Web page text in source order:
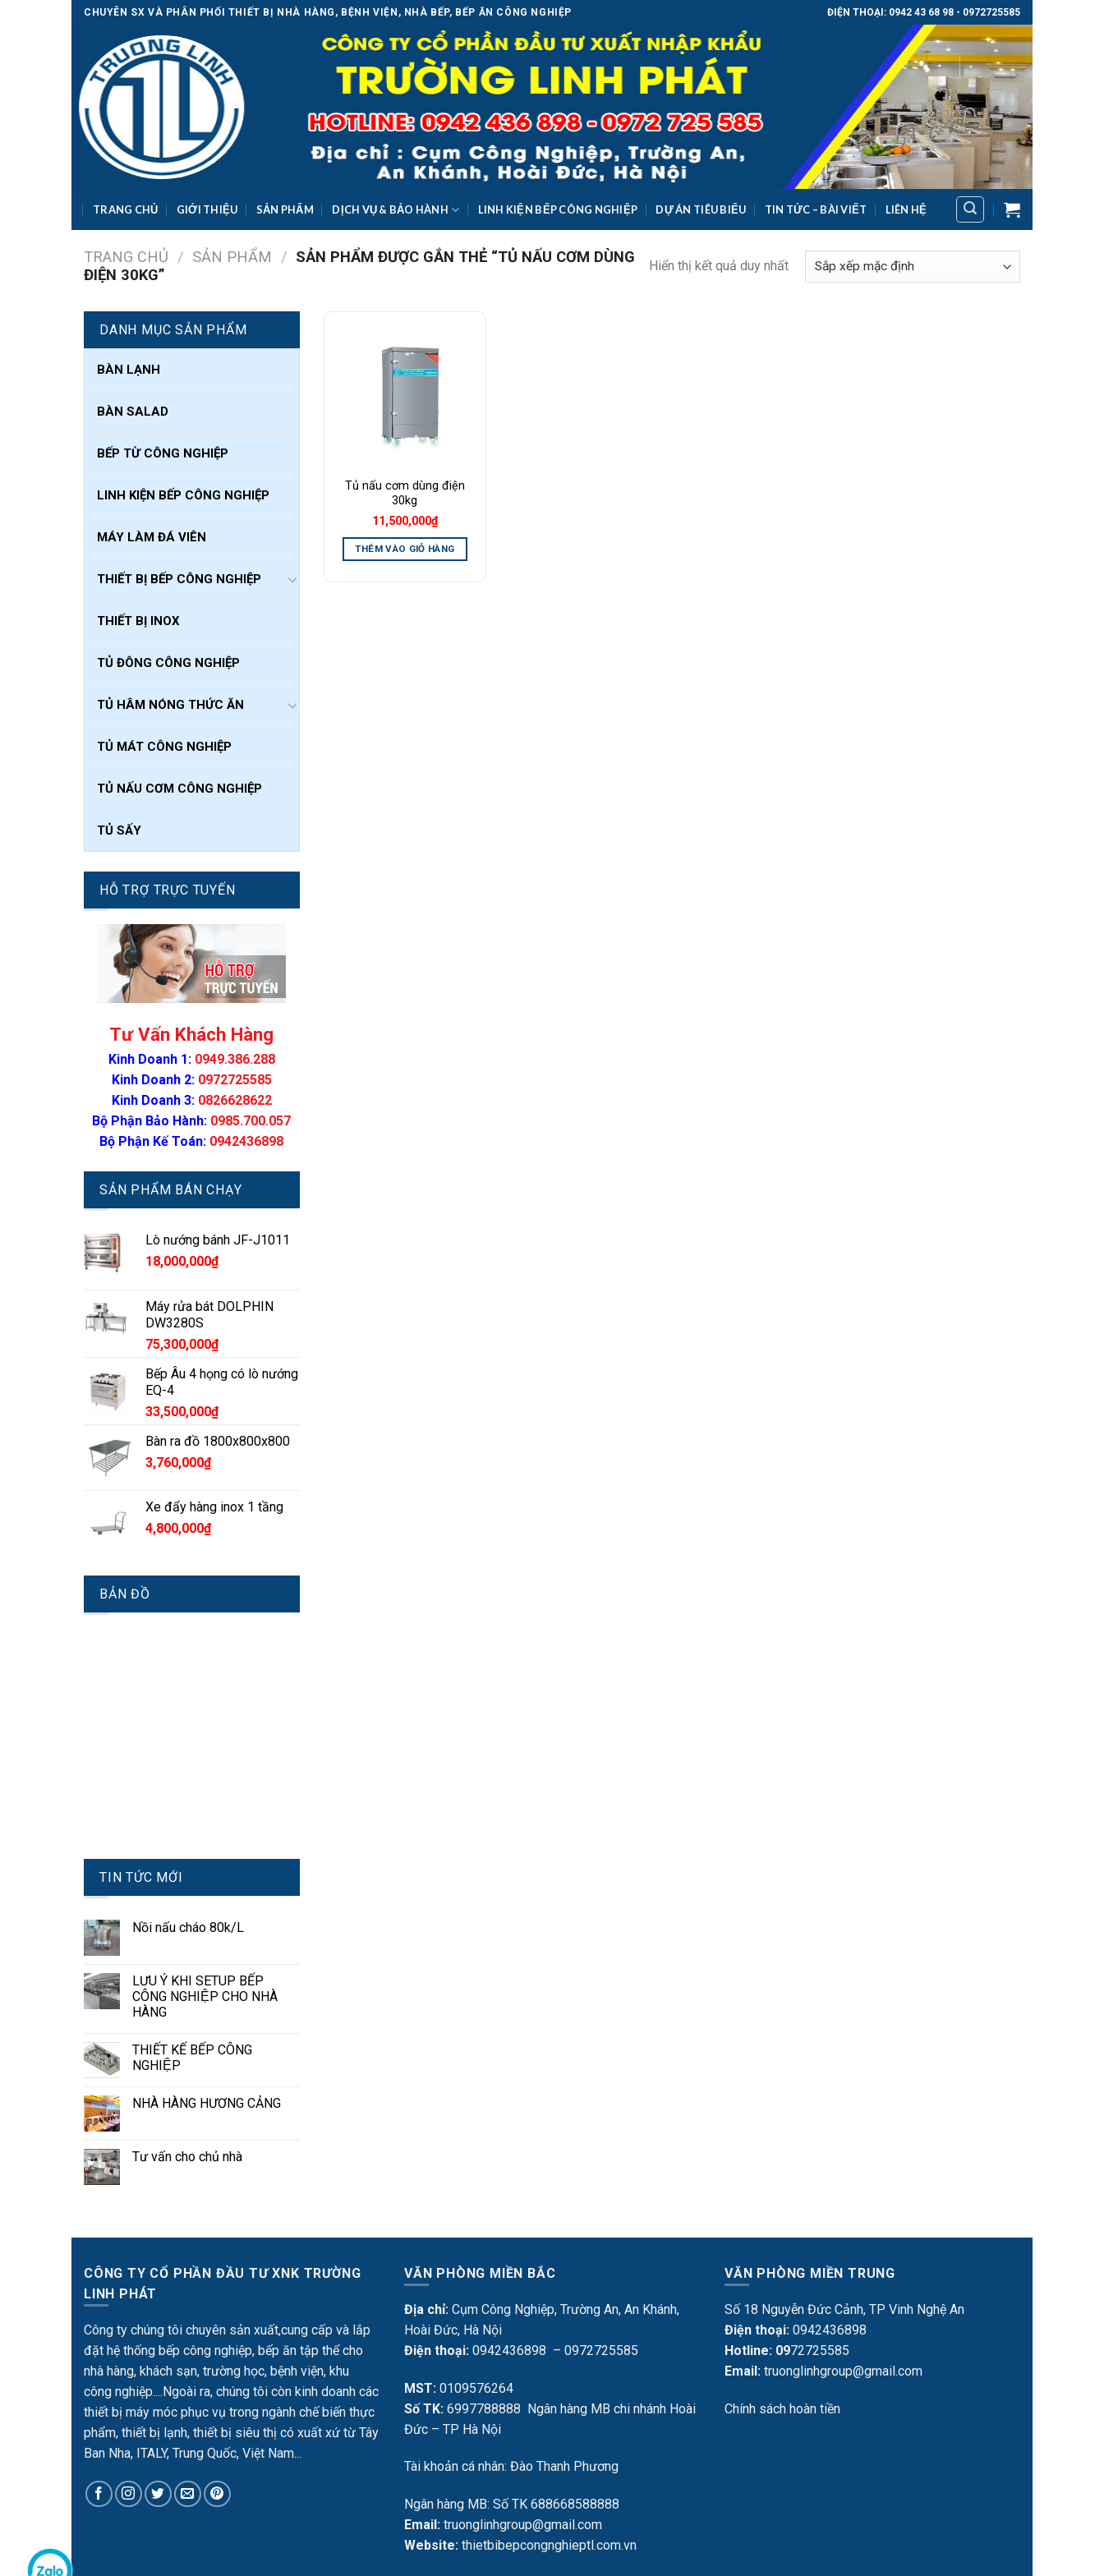
Skip
content
CHUYÊN SX VÀ PHÂN PHỐI THIẾT BỊ NHÀ HÀNG, BỆNH VIỆN, NHÀ BẾP, BẾP ĂN CÔNG NGHIỆP ĐIỆN THOẠI: 0942 43 68 98 - 0972725585
TRANG CHỦ GIỚI THIỆU SẢN PHẨM DỊCH VỤ & BẢO HÀNH LINH KIỆN BẾP CÔNG NGHIỆP DỰ ÁN TIÊU BIỂU TIN TỨC – BÀI VIẾT LIÊN HỆ
TRANG CHỦ / SẢN PHẨM / SẢN PHẨM ĐƯỢC GẮN THẺ “TỦ NẤU CƠM DÙNG
ĐIỆN 30KG”
Hiển thị kết quả duy nhất
DANH MỤC SẢN PHẨM
BÀN LẠNH
BÀN SALAD
BẾP TỪ CÔNG NGHIỆP
LINH KIỆN BẾP CÔNG NGHIỆP
MÁY LÀM ĐÁ VIÊN
THIẾT BỊ BẾP CÔNG NGHIỆP
THIẾT BỊ INOX
TỦ ĐÔNG CÔNG NGHIỆP
TỦ HÂM NÓNG THỨC ĂN
TỦ MÁT CÔNG NGHIỆP
TỦ NẤU CƠM CÔNG NGHIỆP
TỦ SẤY
HỖ TRỢ TRỰC TUYẾN
Tư Vấn Khách Hàng
Kinh Doanh 1: 0949.386.288
Kinh Doanh 2: 0972725585
Kinh Doanh 3: 0826628622
Bộ Phận Bảo Hành: 0985.700.057
Bộ Phận Kế Toán: 0942436898
SẢN PHẨM BÁN CHẠY
Lò nướng bánh JF-J1011
18,000,000₫
Máy rửa bát DOLPHIN
DW3280S
75,300,000₫
Bếp Âu 4 họng có lò nướng
EQ-4
33,500,000₫
Bàn ra đồ 1800x800x800
3,760,000₫
Xe đẩy hàng inox 1 tầng
4,800,000₫
BẢN ĐỒ
TIN TỨC MỚI
Nồi nấu cháo 80k/L
LƯU Ý KHI SETUP BẾP
CÔNG NGHIỆP CHO NHÀ
HÀNG
THIẾT KẾ BẾP CÔNG
NGHIỆP
NHÀ HÀNG HƯƠNG CẢNG
Tư vấn cho chủ nhà
Add to
Wishlist
Tủ nấu cơm dùng điện
30kg
11,500,000₫
THÊM VÀO GIỎ HÀNG
CÔNG TY CỔ PHẦN ĐẦU TƯ XNK TRƯỜNG
LINH PHÁT
Công ty chúng tôi chuyên sản xuất,cung cấp và lắp
đặt hệ thống bếp công nghiệp, bếp ăn tập thể cho
nhà hàng, khách sạn, trường học, bệnh viện, khu
công nghiệp....Ngoài ra, chúng tôi còn kinh doanh các
thiết bị máy móc phục vụ trong ngành chế biến thực
phẩm, thiết bị lạnh, thiết bị siêu thị có xuất xứ từ Tây
Ban Nha, ITALY, Trung Quốc, Việt Nam...
VĂN PHÒNG MIỀN BẮC
Địa chỉ: Cụm Công Nghiệp, Trường An, An Khánh,
Hoài Đức, Hà Nội
Điện thoại: 0942436898 – 0972725585
MST: 0109576264
Số TK: 6997788888 Ngân hàng MB chi nhánh Hoài
Đức – TP Hà Nội
Tài khoản cá nhân: Đào Thanh Phương
Ngân hàng MB: Số TK 688668588888
Email: truonglinhgroup@gmail.com
Website: thietbibepcongnghieptl.com.vn
VĂN PHÒNG MIỀN TRUNG
Số 18 Nguyễn Đức Cảnh, TP Vinh Nghệ An
Điện thoại: 0942436898
Hotline: 0972725585
Email: truonglinhgroup@gmail.com
Chính sách hoàn tiền